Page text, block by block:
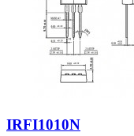
IRFI1010N